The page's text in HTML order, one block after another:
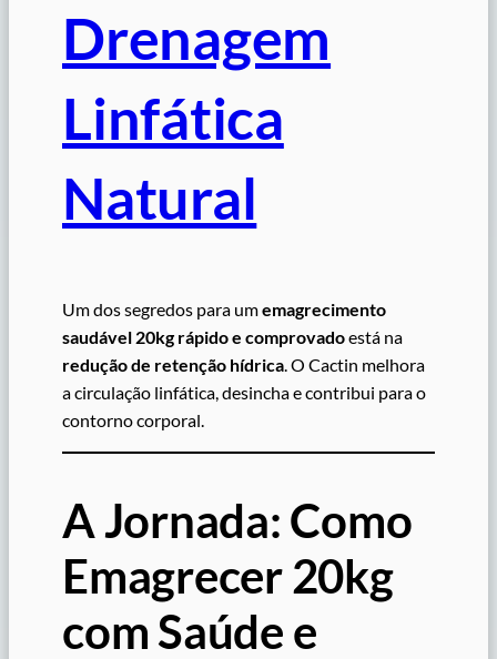
Drenagem
Linfática
Natural
Um dos segredos para umemagrecimento
saudável 20kg rápido e comprovadoestá na
redução de retenção hídrica. O Cactin melhora
a circulação linfática, desincha e contribui para o
contorno corporal.
A Jornada: Como
Emagrecer 20kg
com Saúde e